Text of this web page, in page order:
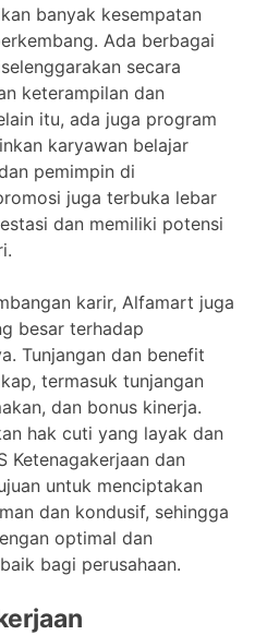
banyak kesempatan
Ada berbagai
secara
keterampilan dan
itu, ada juga program
karyawan belajar
pemimpin di
juga terbuka lebar
dan memiliki potensi
karir, Alfamart juga
besar terhadap
Tunjangan dan benefit
termasuk tunjangan
dan bonus kinerja.
hak cuti yang layak dan
Ketenagakerjaan dan
untuk menciptakan
dan kondusif, sehingga
optimal dan
bagi perusahaan.